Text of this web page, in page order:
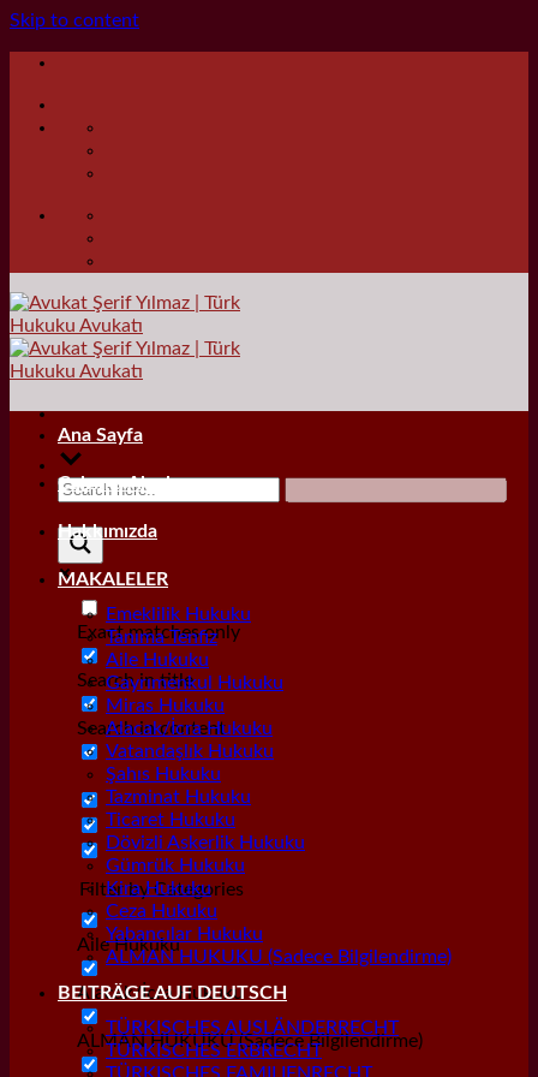
Skip to content
Exact matches only
Search in title
Search in content
Filter by Categories
Aile Hukuku
Alacak/İcra Hukuku
ALMAN HUKUKU (Sadece Bilgilendirme)
Ana Sayfa
Çalışma Alanları
Hakkımızda
MAKALELER
Emeklilik Hukuku
Tanıma Tenfiz
Aile Hukuku
Gayrımenkul Hukuku
Miras Hukuku
Alacak/İcra Hukuku
Vatandaşlık Hukuku
Şahıs Hukuku
Tazminat Hukuku
Ticaret Hukuku
Dövizli Askerlik Hukuku
Gümrük Hukuku
Kira Hukuku
Ceza Hukuku
Yabancılar Hukuku
ALMAN HUKUKU (Sadece Bilgilendirme)
BEITRÄGE AUF DEUTSCH
TÜRKISCHES AUSLÄNDERRECHT
TÜRKISCHES ERBRECHT